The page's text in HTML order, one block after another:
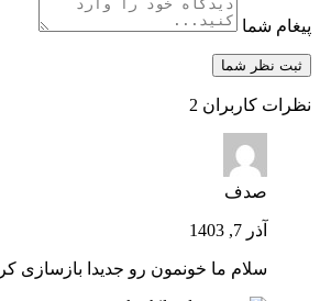
پیغام شما
نظرات کاربران 2
صدف
آذر 7, 1403
سلام ما خونمون رو جدیدا بازسازی